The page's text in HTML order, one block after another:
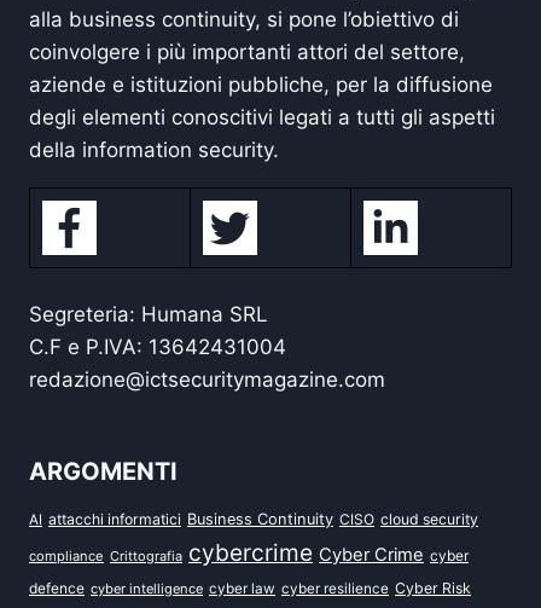
alla business continuity, si pone l’obiettivo di
coinvolgere i più importanti attori del settore,
aziende e istituzioni pubbliche, per la diffusione
degli elementi conoscitivi legati a tutti gli aspetti
della information security.
Segreteria: Humana SRL
C.F e P.IVA: 13642431004
redazione@ictsecuritymagazine.com
ARGOMENTI
AI attacchi informatici Business Continuity CISO cloud security
compliance Crittografia cybercrime Cyber Crime cyber
defence cyber intelligence cyber law cyber resilience Cyber Risk